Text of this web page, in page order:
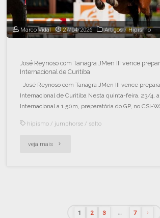
Marco Vidal 27/04/2026 Artigos / Hipismo
José Reynoso com Tanagra JMen III vence
Internacional de Curitiba
José Reynoso com Tanagra JMen III vence
Internacional de Curitiba Nesta quinta-feira, 23/4,
Internacional a 1.50m, preparatória do GP, no CSI-
hipismo / jumphorse / salto
veja mais
1 2 3 … 7